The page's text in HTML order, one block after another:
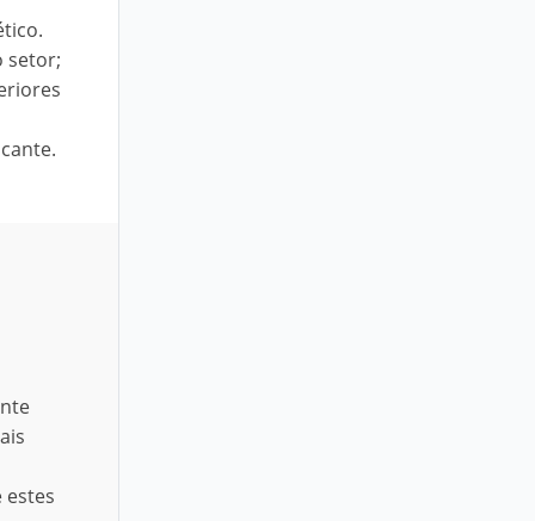
setor;
estes